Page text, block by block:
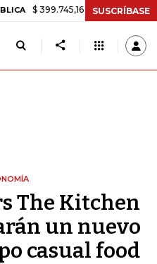
399.745,16 +$ 2.295,71 +0,58%
SUSCRÍBASE
The Kitchen
un nuevo
casual food